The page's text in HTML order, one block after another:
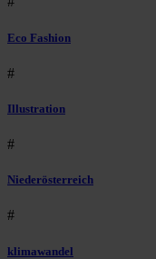
Eco Fashion
#
Illustration
#
Niederösterreich
#
klimawandel